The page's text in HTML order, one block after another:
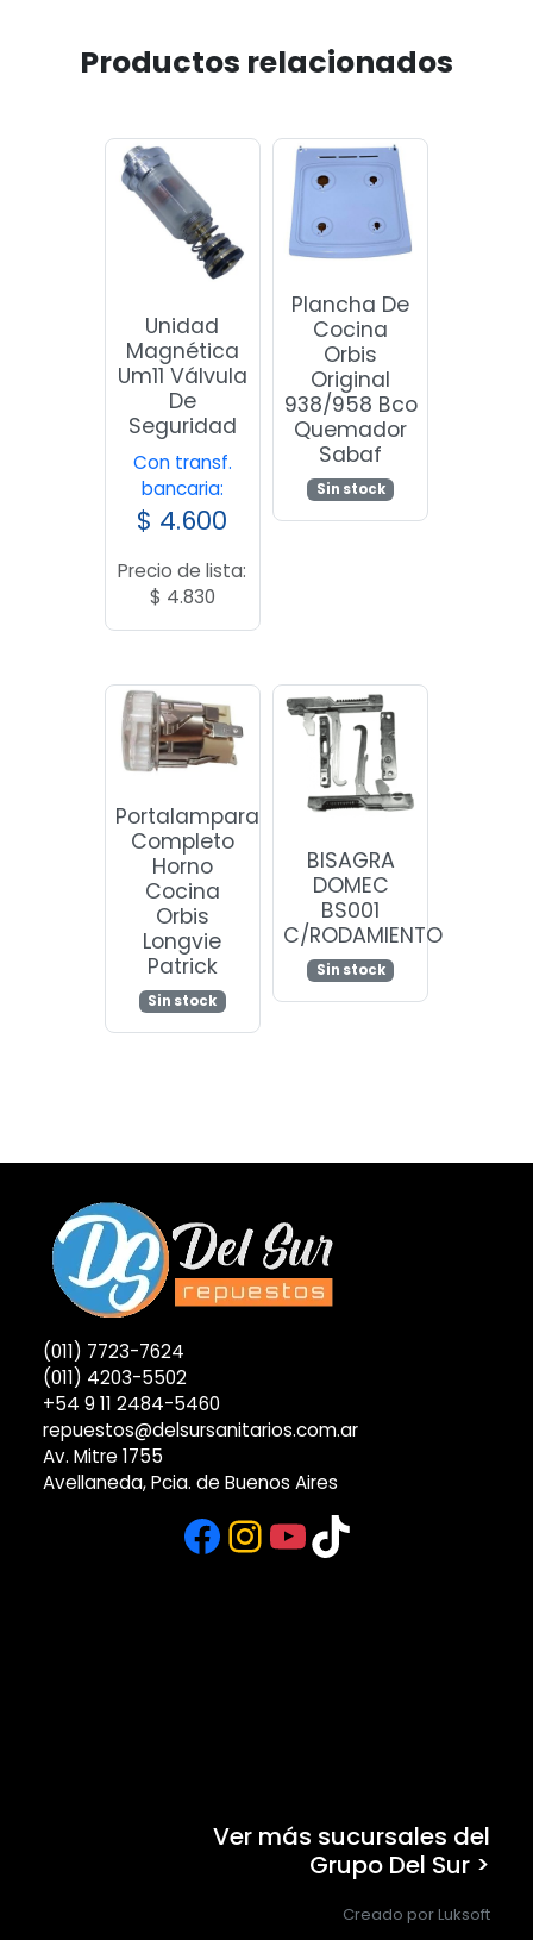
Productos relacionados
Unidad
Magnética
Um11 Válvula
De
Seguridad
Con transf.
bancaria:
$ 4.600
Precio de lista:
$ 4.830
Plancha De
Cocina
Orbis
Original
938/958 Bco
Quemador
Sabaf
Sin stock
Portalampara
Completo
Horno
Cocina
Orbis
Longvie
Patrick
Sin stock
BISAGRA
DOMEC
BS001
C/RODAMIENTO
Sin stock
(011) 7723-7624
(011) 4203-5502
+54 9 11 2484-5460
repuestos@delsursanitarios.com.ar
Av. Mitre 1755
Avellaneda, Pcia. de Buenos Aires
Facebook
Instagram
YouTube
TikTok
Ver más sucursales del
Grupo Del Sur >
Creado por Luksoft